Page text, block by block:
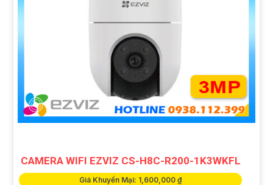
CAMERA WIFI EZVIZ CS-H8C-R200-1K3WKFL
Giá Khuyến Mại: 1,600,000 ₫